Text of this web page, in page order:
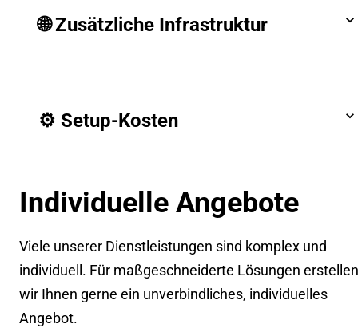
🌐 Zusätzliche Infrastruktur
⚙️ Setup-Kosten
Individuelle Angebote
Viele unserer Dienstleistungen sind komplex und
individuell. Für maßgeschneiderte Lösungen erstellen
wir Ihnen gerne ein unverbindliches, individuelles
Angebot.